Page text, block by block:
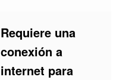
Requiere una
conexión a
internet para